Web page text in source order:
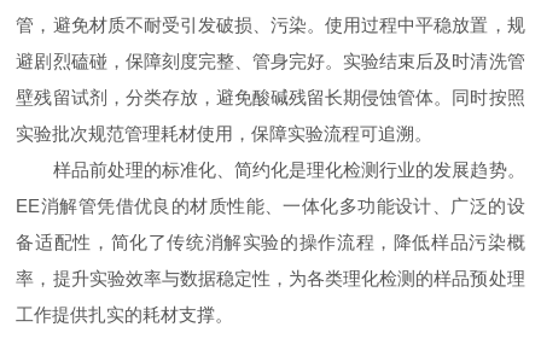
管，避免材质不耐受引发破损、污染。使用过程中平稳放置，规
避剧烈磕碰，保障刻度完整、管身完好。实验结束后及时清洗管
壁残留试剂，分类存放，避免酸碱残留长期侵蚀管体。同时按照
实验批次规范管理耗材使用，保障实验流程可追溯。
样品前处理的标准化、简约化是理化检测行业的发展趋势。
EE消解管凭借优良的材质性能、一体化多功能设计、广泛的设
备适配性，简化了传统消解实验的操作流程，降低样品污染概
率，提升实验效率与数据稳定性，为各类理化检测的样品预处理
工作提供扎实的耗材支撑。